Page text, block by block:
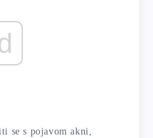
se s pojavom akni,